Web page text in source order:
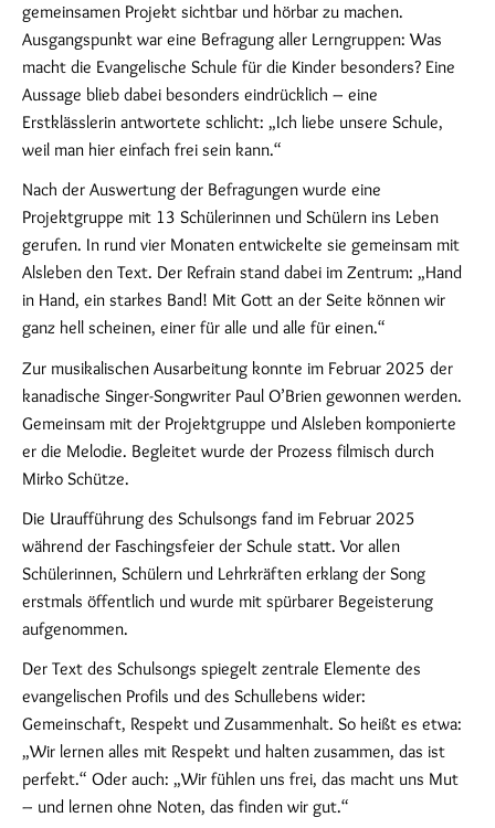
gemeinsamen Projekt sichtbar und hörbar zu machen.
Ausgangspunkt war eine Befragung aller Lerngruppen: Was
macht die Evangelische Schule für die Kinder besonders? Eine
Aussage blieb dabei besonders eindrücklich – eine
Erstklässlerin antwortete schlicht: „Ich liebe unsere Schule,
weil man hier einfach frei sein kann.“
Nach der Auswertung der Befragungen wurde eine
Projektgruppe mit 13 Schülerinnen und Schülern ins Leben
gerufen. In rund vier Monaten entwickelte sie gemeinsam mit
Alsleben den Text. Der Refrain stand dabei im Zentrum: „Hand
in Hand, ein starkes Band! Mit Gott an der Seite können wir
ganz hell scheinen, einer für alle und alle für einen.“
Zur musikalischen Ausarbeitung konnte im Februar 2025 der
kanadische Singer-Songwriter Paul O’Brien gewonnen werden.
Gemeinsam mit der Projektgruppe und Alsleben komponierte
er die Melodie. Begleitet wurde der Prozess filmisch durch
Mirko Schütze.
Die Uraufführung des Schulsongs fand im Februar 2025
während der Faschingsfeier der Schule statt. Vor allen
Schülerinnen, Schülern und Lehrkräften erklang der Song
erstmals öffentlich und wurde mit spürbarer Begeisterung
aufgenommen.
Der Text des Schulsongs spiegelt zentrale Elemente des
evangelischen Profils und des Schullebens wider:
Gemeinschaft, Respekt und Zusammenhalt. So heißt es etwa:
„Wir lernen alles mit Respekt und halten zusammen, das ist
perfekt.“ Oder auch: „Wir fühlen uns frei, das macht uns Mut
– und lernen ohne Noten, das finden wir gut.“